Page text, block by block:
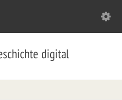
digital